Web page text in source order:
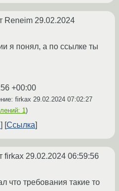
Reneim 29.02.2024
я понял, а по ссылке ты
+00:00
firkax 29.02.2024 07:02:27
1)
Ссылка
firkax 29.02.2024 06:59:56
что требования такие то